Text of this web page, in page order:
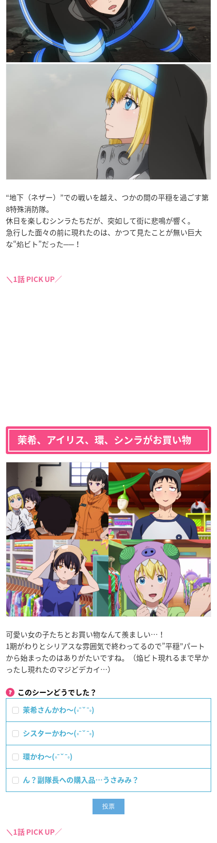
“地下（ネザー）”での戦いを越え、つかの間の平穏を過ごす第
8特殊消防隊。
休日を楽しむシンラたちだが、突如して街に悲鳴が響く。
急行した面々の前に現れたのは、かつて見たことが無い巨大
な“焰ビト”だった──！
＼1話 PICK UP／
茉希、アイリス、環、シンラがお買い物
可愛い女の子たちとお買い物なんて羨ましい…！
1期がわりとシリアスな雰囲気で終わってるので”平穏”パート
から始まったのはありがたいですね。（焔ビト現れるまで早か
ったし現れたのマジどデカイ…）
このシーンどうでした？
茉希さんかわ〜(◦ˉ ˘ ˉ◦)
シスターかわ〜(◦ˉ ˘ ˉ◦)
環かわ〜(◦ˉ ˘ ˉ◦)
ん？副隊長への購入品…うさみみ？
＼1話 PICK UP／